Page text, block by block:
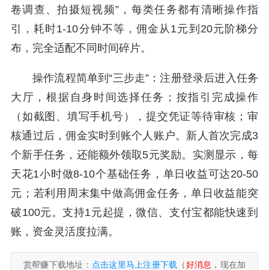
卷调查、拍摄短视频”，每类任务都有清晰操作指
引，耗时1-10分钟不等，佣金从1元到20元阶梯分
布，完全适配不同时间碎片。
操作流程简单到“三步走”：注册登录后进入任务
大厅，根据自身时间选择任务；按指引完成操作
（如截图、填写手机号），提交凭证等待审核；审
核通过后，佣金实时到账个人账户。新人首次完成3
个新手任务，还能额外领取5元奖励。实测显示，每
天花1小时做8-10个基础任务，单日收益可达20-50
元；若利用周末集中做高佣金任务，单日收益能突
破100元。支持1元起提，微信、支付宝都能快速到
账，资金灵活度拉满。
赏帮赚下载地址： 点击这里马上注册下载 （好消息 ，现在加